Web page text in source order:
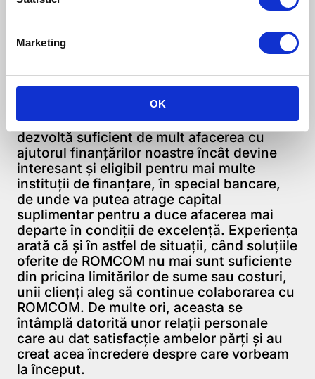
Marketing
OK
primul contact cu afacerea clientului va
cunoaşte mai bine decât oricine altcineva
de la ROMCOM situaţia clientului şi va
putea propune soluţiile cele mai informate.
Aşa cum o spunem ori de câte ori avem
ocazia, succesul ROMCOM, deşi pare
paradoxal, apare atunci când un client îşi
dezvoltă suficient de mult afacerea cu
ajutorul finanţărilor noastre încât devine
interesant şi eligibil pentru mai multe
instituţii de finanţare, în special bancare,
de unde va putea atrage capital
suplimentar pentru a duce afacerea mai
departe în condiţii de excelenţă. Experienţa
arată că şi în astfel de situaţii, când soluţiile
oferite de ROMCOM nu mai sunt suficiente
din pricina limitărilor de sume sau costuri,
unii clienţi aleg să continue colaborarea cu
ROMCOM. De multe ori, aceasta se
întâmplă datorită unor relaţii personale
care au dat satisfacţie ambelor părţi şi au
creat acea încredere despre care vorbeam
la început.